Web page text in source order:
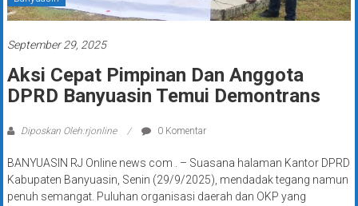
September 29, 2025
Aksi Cepat Pimpinan Dan Anggota
DPRD Banyuasin Temui Demontrans
Diposkan Oleh:rjonline 0 Komentar
BANYUASIN RJ Online news com . – Suasana halaman Kantor DPRD
Kabupaten Banyuasin, Senin (29/9/2025), mendadak tegang namun
penuh semangat. Puluhan organisasi daerah dan OKP yang